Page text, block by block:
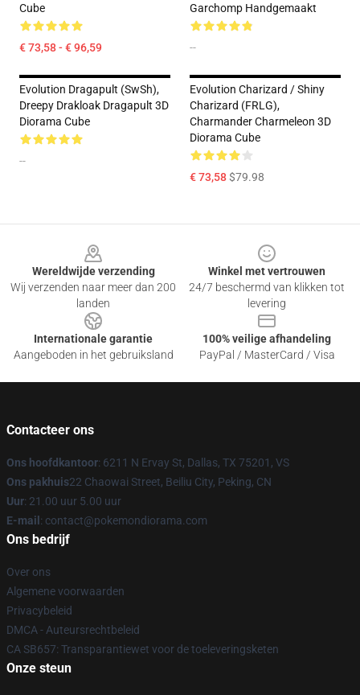
Cube
€ 73,58 - € 96,59
Garchomp Handgemaakt
--
Evolution Dragapult (SwSh),
Dreepy Drakloak Dragapult 3D
Diorama Cube
--
Evolution Charizard / Shiny
Charizard (FRLG),
Charmander Charmeleon 3D
Diorama Cube
€ 73,58$79.98
Wereldwijde verzending
Wij verzenden naar meer dan 200
landen
Winkel met vertrouwen
24/7 beschermd van klikken tot
levering
Internationale garantie
Aangeboden in het gebruiksland
100% veilige afhandeling
PayPal / MasterCard / Visa
Contacteer ons
Ons hoofdkantoor: 6211 N Ervay St, Dallas, TX 75201, VS
Ons pakhuis22 Chaowai Street, Beiliu City, Peking, CN
Uur: 21.00 uur 5.00 uur
E-mail : contact@pokemondiorama.com
Ons bedrijf
Over ons
Algemene voorwaarden
Privacybeleid
DMCA - Auteursrechtbeleid
CA SB657: Transparantiewet voor de toeleveringsketen
Onze steun